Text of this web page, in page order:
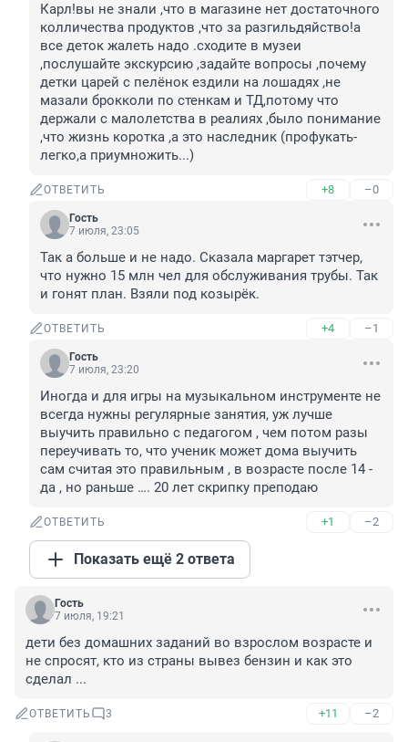
Карл!вы не знали ,что в магазине нет достаточного
колличества продуктов ,что за разгильдяйство!а
все деток жалеть надо .сходите в музеи
,послушайте экскурсию ,задайте вопросы ,почему
детки царей с пелёнок ездили на лошадях ,не
мазали брокколи по стенкам и ТД,потому что
держали с малолетства в реалиях ,было понимание
,что жизнь коротка ,а это наследник (профукать-
легко,а приумножить...)
ОТВЕТИТЬ +8 –0
Гость
7 июля, 23:05
Так а больше и не надо. Сказала маргарет тэтчер,
что нужно 15 млн чел для обслуживания трубы. Так
и гонят план. Взяли под козырёк.
ОТВЕТИТЬ +4 –1
Гость
7 июля, 23:20
Иногда и для игры на музыкальном инструменте не
всегда нужны регулярные занятия, уж лучше
выучить правильно с педагогом , чем потом разы
переучивать то, что ученик может дома выучить
сам считая это правильным , в возрасте после 14 -
да , но раньше …. 20 лет скрипку преподаю
ОТВЕТИТЬ +1 –2
Показать ещё 2 ответа
Гость
7 июля, 19:21
дети без домашних заданий во взрослом возрасте и
не спросят, кто из страны вывез бензин и как это
сделал ...
ОТВЕТИТЬ 3 +11 –2